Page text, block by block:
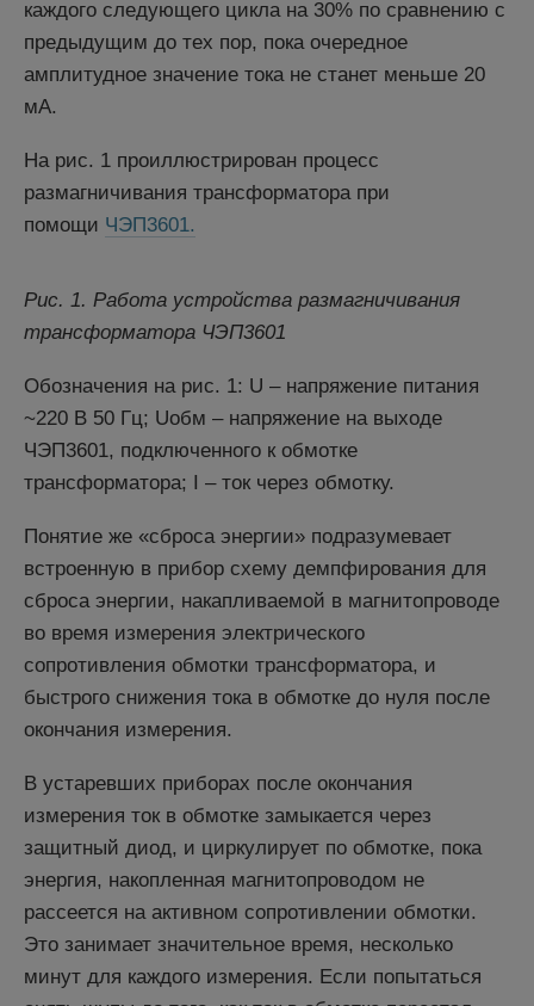
каждого следующего цикла на 30% по сравнению с
предыдущим до тех пор, пока очередное
амплитудное значение тока не станет меньше 20
мА.
На рис. 1 проиллюстрирован процесс
размагничивания трансформатора при
помощи ЧЭП3601.
Рис. 1. Работа устройства размагничивания
трансформатора ЧЭП3601
Обозначения на рис. 1: U – напряжение питания
~220 В 50 Гц; Uобм – напряжение на выходе
ЧЭП3601, подключенного к обмотке
трансформатора; I – ток через обмотку.
Понятие же «сброса энергии» подразумевает
встроенную в прибор схему демпфирования для
сброса энергии, накапливаемой в магнитопроводе
во время измерения электрического
сопротивления обмотки трансформатора, и
быстрого снижения тока в обмотке до нуля после
окончания измерения.
В устаревших приборах после окончания
измерения ток в обмотке замыкается через
защитный диод, и циркулирует по обмотке, пока
энергия, накопленная магнитопроводом не
рассеется на активном сопротивлении обмотки.
Это занимает значительное время, несколько
минут для каждого измерения. Если попытаться